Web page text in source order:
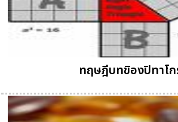
ทฤษฎีบทขิองปิทาโ